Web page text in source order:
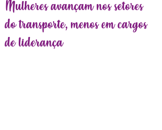
Mulheres avançam nos setores
do transporte, menos em cargos
de liderança